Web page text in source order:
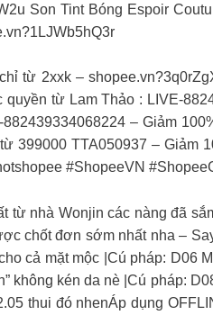
Son Tint Bóng Espoir
từ 2xxk –
từ Lam Thảo : LIVE-
– Giảm
TTA050937 – Giảm
#ShopeeVN
từ nhà Wonjin các nàng đã
chốt đơn sớm nhất nha –
cả mặt mộc |Cú pháp: D06
không kén da nè |Cú pháp:
thui đó nhenÁp dụng